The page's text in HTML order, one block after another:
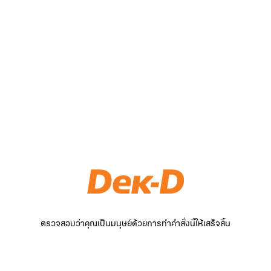
ตรวจสอบว่าคุณเป็นมนุษย์ด้วยการทำคำสั่งนี้ให้เสร็จสิ้น